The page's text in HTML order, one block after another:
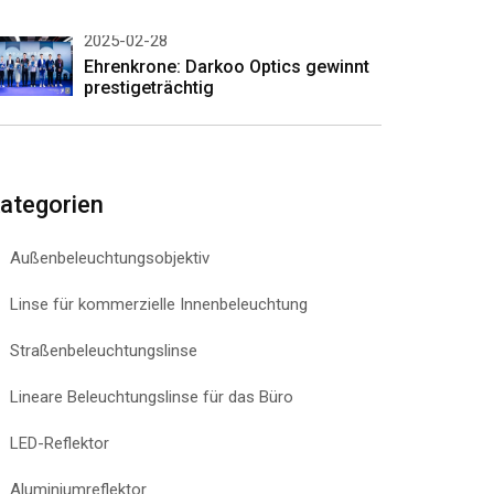
2025-02-28
Ehrenkrone: Darkoo Optics gewinnt
prestigeträchtig
Außenbeleuchtungsobjektiv
Linse für kommerzielle Innenbeleuchtung
Straßenbeleuchtungslinse
Lineare Beleuchtungslinse für das Büro
LED-Reflektor
Aluminiumreflektor